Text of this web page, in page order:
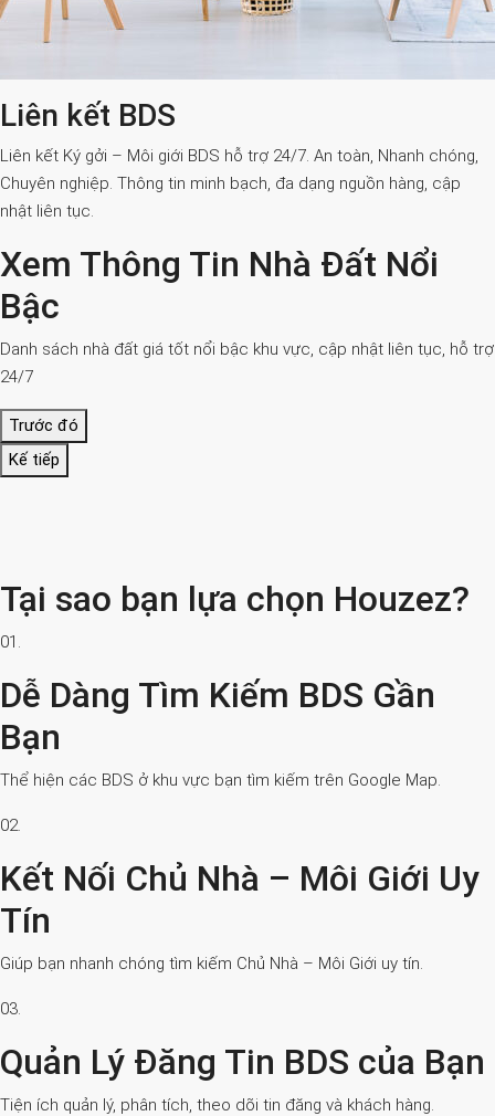
Liên kết BDS
Liên kết Ký gởi – Môi giới BDS hỗ trợ 24/7. An toàn, Nhanh chóng,
Chuyên nghiệp. Thông tin minh bạch, đa dạng nguồn hàng, cập
nhật liên tục.
Xem Thông Tin Nhà Đất Nổi
Bậc
Danh sách nhà đất giá tốt nổi bậc khu vực, cập nhật liên tục, hỗ trợ
24/7
Trước đó
Kế tiếp
Tại sao bạn lựa chọn Houzez?
01.
Dễ Dàng Tìm Kiếm BDS Gần
Bạn
Thể hiện các BDS ở khu vực bạn tìm kiếm trên Google Map.
02.
Kết Nối Chủ Nhà – Môi Giới Uy
Tín
Giúp bạn nhanh chóng tìm kiếm Chủ Nhà – Môi Giới uy tín.
03.
Quản Lý Đăng Tin BDS của Bạn
Tiện ích quản lý, phân tích, theo dõi tin đăng và khách hàng.